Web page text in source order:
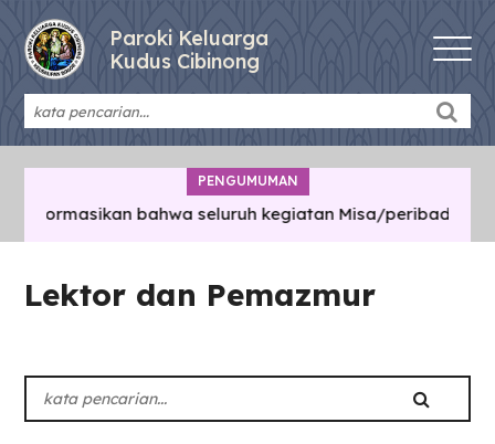
Paroki Keluarga
Kudus Cibinong
PENGUMUMAN
bahwa seluruh kegiatan Misa/peribadatan/
Lektor dan Pemazmur